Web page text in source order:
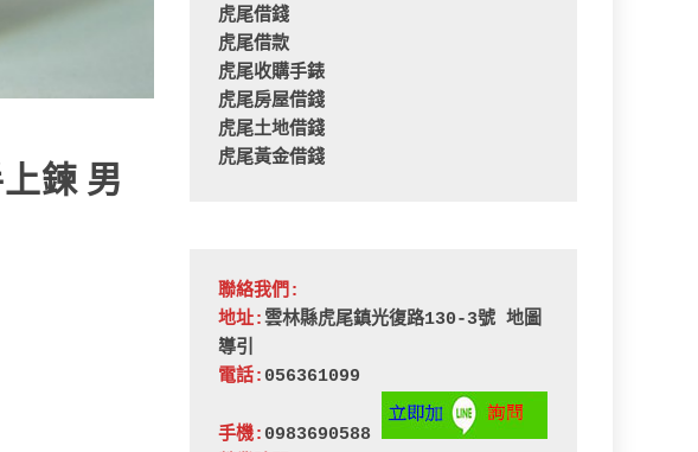
鍊 男
虎尾借錢
虎尾借款
虎尾收購手錶
虎尾房屋借錢
虎尾土地借錢
虎尾黃金借錢
聯絡我們:
地址:雲林縣虎尾鎮光復路130-3號 地圖
導引
電話: 056361099
手機: 0983690588